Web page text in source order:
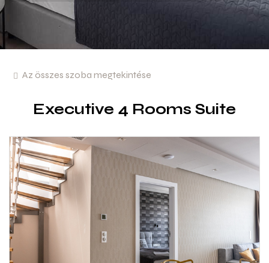
Az összes szoba megtekintése
Executive 4 Rooms Suite